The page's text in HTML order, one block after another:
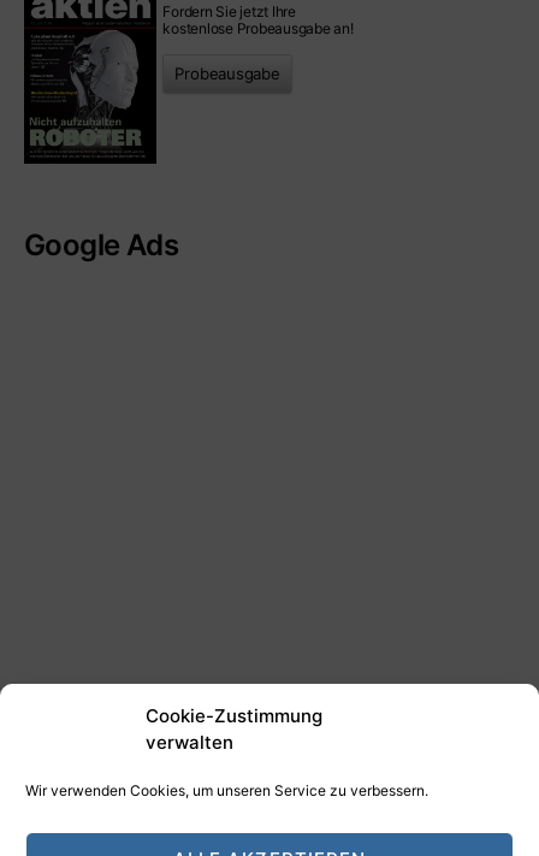
Cookie-Zustimmung
verwalten
Wir verwenden Cookies, um unseren Service zu verbessern.
Fordern Sie jetzt Ihre
kostenlose Probeausgabe an!
Probeausgabe
Google Ads